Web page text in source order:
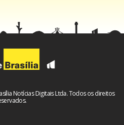
Notícias Digitais Ltda. Todos os direitos